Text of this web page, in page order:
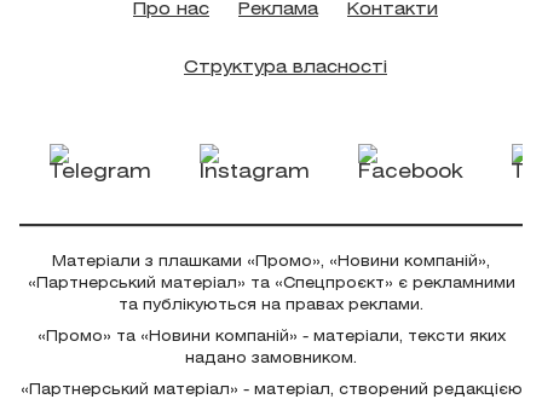
Про нас Реклама Контакти
Структура власності
Матеріали з плашками «Промо», «Новини компаній»,
«Партнерський матеріал» та «Спецпроєкт» є рекламними
та публікуються на правах реклами.
«Промо» та «Новини компаній» - матеріали, тексти яких
надано замовником.
«Партнерський матеріал» - матеріал, створений редакцією